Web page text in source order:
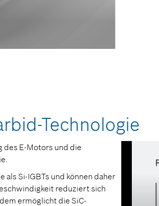
Technologie
des E-Motors und die
als Si-IGBTs und können daher
reduziert sich
ermöglicht die SiC-